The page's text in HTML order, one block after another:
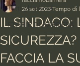
Tutti gli articoli
STORIE DI BARRIERA
IL SINDACO:
FACCIA LA
26 set 2023 Tempo di